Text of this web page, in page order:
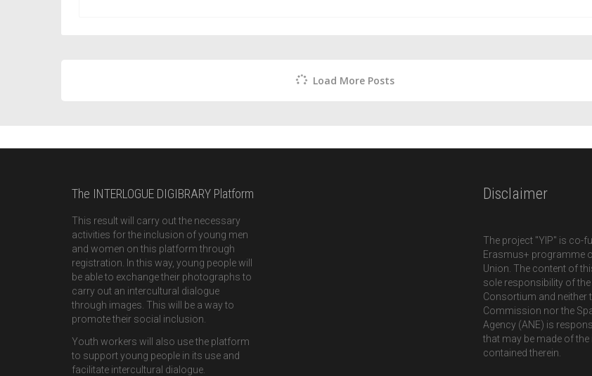
Qu'est-ce que le dialogue interculturel ?
nécessaire, où il se produit et ce qu'il peut accomplir dans un environnement favorable. Face aux nombreuses
comme un outil puissant pour cultiver la compréhension mutuelle et la collaboration entre des milieux culturels
divers, à tous les niveaux et dans tous les domaines de la vie.
HTTPS://WWW.YOUTUBE.COM/WATCH?V=KF0ZUHCTUJK
Andrertjoined the group